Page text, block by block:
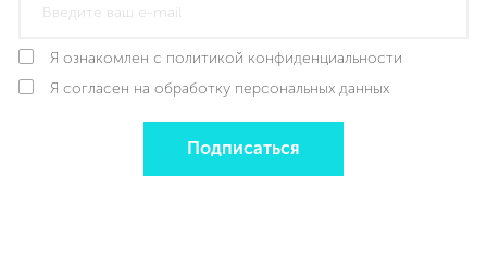
Я ознакомлен с политикой конфиденциальности
Я согласен на обработку персональных данных
Подписаться